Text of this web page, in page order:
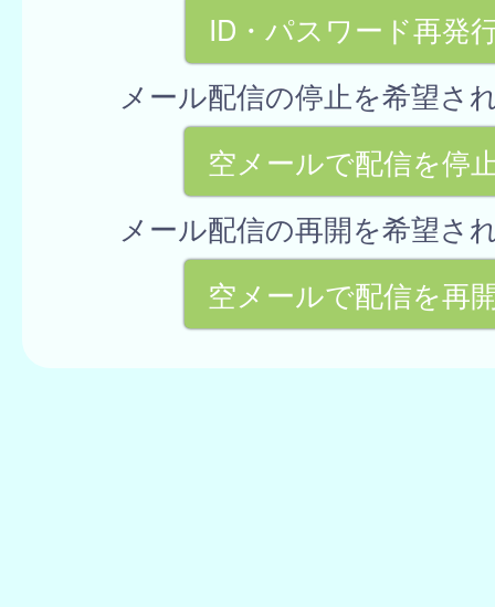
ID・パスワード再発
メール配信の停止を希望さ
空メールで配信を停
メール配信の再開を希望さ
空メールで配信を再